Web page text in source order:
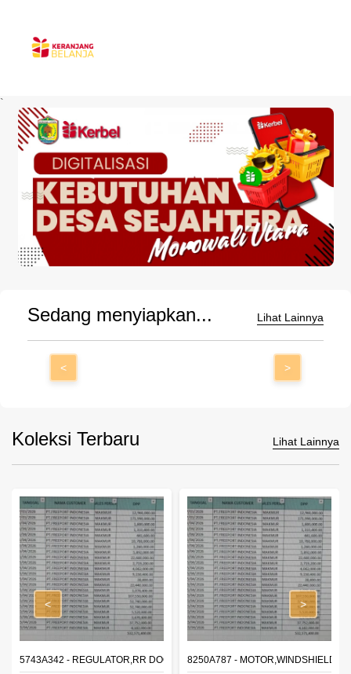
`
Sedang menyiapkan... Lihat Lainnya
< >
Koleksi Terbaru Lihat Lainnya
WINDOW,LH
5743A342 - REGULATOR,RR DOOR WINDOW,RH8250A787 - MOTOR,WINDSHIELD
< >